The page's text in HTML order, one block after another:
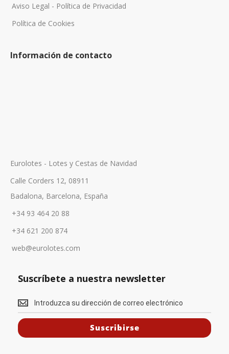
Aviso Legal - Política de Privacidad
Política de Cookies
Información de contacto
Eurolotes - Lotes y Cestas de Navidad
Calle Corders 12, 08911
Badalona, Barcelona, España
+34 93 464 20 88
+34 621 200 874
web@eurolotes.com
Suscríbete a nuestra newsletter
S
s
Suscribirse